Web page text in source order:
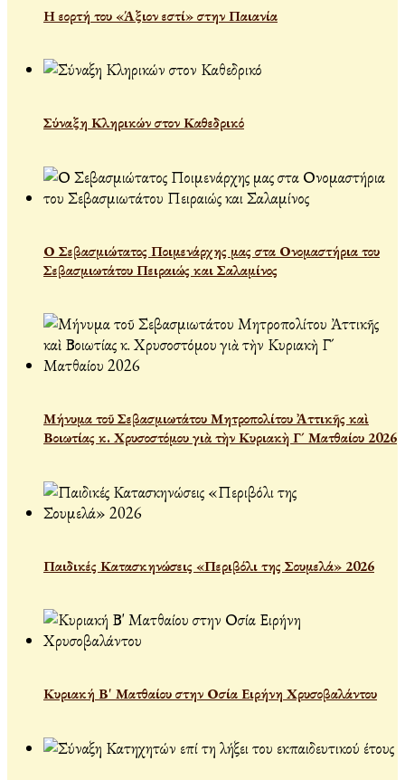
Η εορτή του «Άξιον εστί» στην Παιανία
Σύναξη Κληρικών στον Καθεδρικό
Ο Σεβασμιώτατος Ποιμενάρχης μας στα Ονομαστήρια του
Σεβασμιωτάτου Πειραιώς και Σαλαμίνος
Μήνυμα τοῦ Σεβασμιωτάτου Μητροπολίτου Ἀττικῆς καὶ
Βοιωτίας κ. Χρυσοστόμου γιὰ τὴν Κυριακὴ Γ´ Ματθαίου 2026
Παιδικές Κατασκηνώσεις «Περιβόλι της Σουμελά» 2026
Κυριακή Β' Ματθαίου στην Οσία Ειρήνη Χρυσοβαλάντου